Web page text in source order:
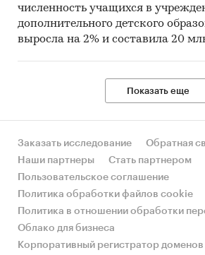
численность учащихся в
дополнительного детского
выросла на 2% и составила 20
Показать еще
Заказать исследование
Обратная
Наши партнеры
Стать партнером
Пользовательское соглашение
Политика обработки файлов cookie
Политика в отношении обработки
Облако для бизнеса
Корпоративный регистратор доменов